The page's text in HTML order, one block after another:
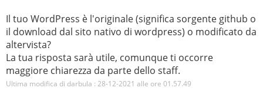
Il tuo WordPress è l'originale (significa sorgente github o
il download dal sito nativo di wordpress) o modificato da
altervista?
La tua risposta sarà utile, comunque ti occorre
maggiore chiarezza da parte dello staff.
Ultima modifica di darbula : 28-12-2021 alle ore 01.57.49